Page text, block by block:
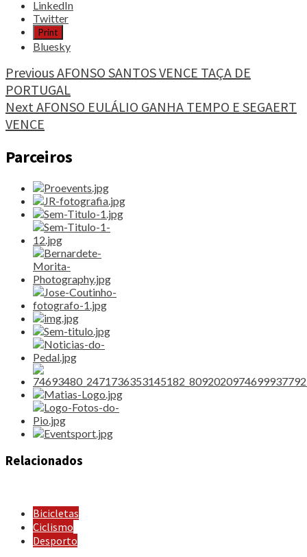
post
"FC
PORTO
MEIAS-
FINAIS
APÓS
JOGO
INTENSO"
LinkedIn
Twitter
Print
Bluesky
Continue
Reading
PreviousAFONSO SANTOS VENCE TAÇA DE
PORTUGAL
NextAFONSO EULÁLIO GANHA TEMPO E SEGAERT
VENCE
Parceiros
Relacionados
Bicicletas
Ciclismo
Desporto